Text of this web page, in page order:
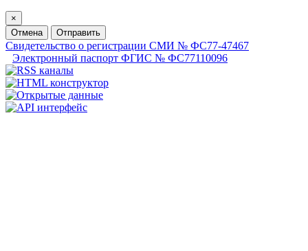
×
Отмена
Отправить
Свидетельство о регистрации СМИ № ФС77-47467
Электронный паспорт ФГИС № ФС77110096